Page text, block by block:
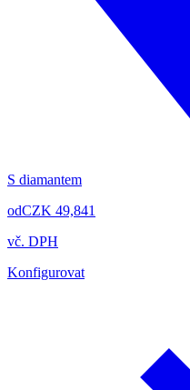
S diamantem
odCZK 49,841
vč. DPH
Konfigurovat